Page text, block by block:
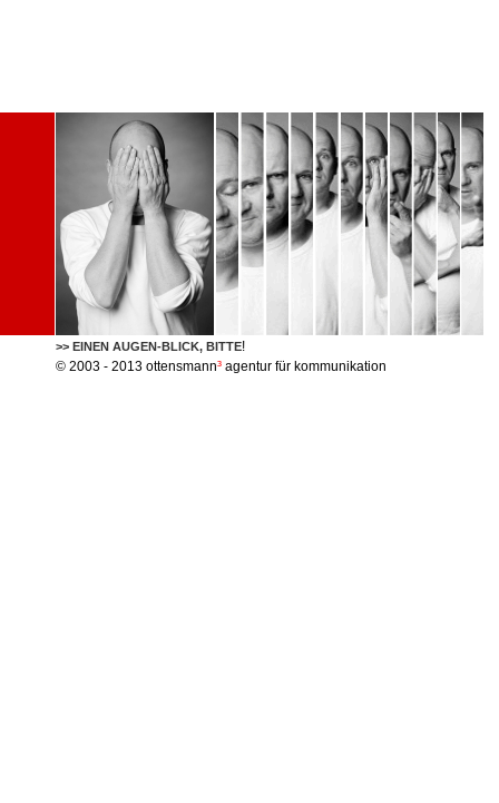
>> EINEN AUGEN-BLICK, BITTE!
© 2003 - 2013 ottensmann³ agentur für kommunikation